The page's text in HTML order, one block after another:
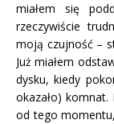
miałem się
rzeczywiście
moją czujność –
Już miałem
dysku, kiedy
okazało) komnat.
od tego